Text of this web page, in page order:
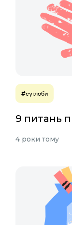
#суглоби
9 питань
4 роки тому